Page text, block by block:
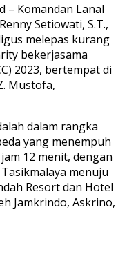
– Komandan Lanal
Setiowati, S.T.,
melepas kurang
bekerjasama
2023, bertempat di
Mustofa,
dalam rangka
yang menempuh
12 menit, dengan
menuju
Resort dan Hotel
Jamkrindo, Askrino,